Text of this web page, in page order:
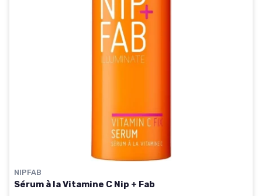
NIPFAB
Sérum à la Vitamine C Nip + Fab